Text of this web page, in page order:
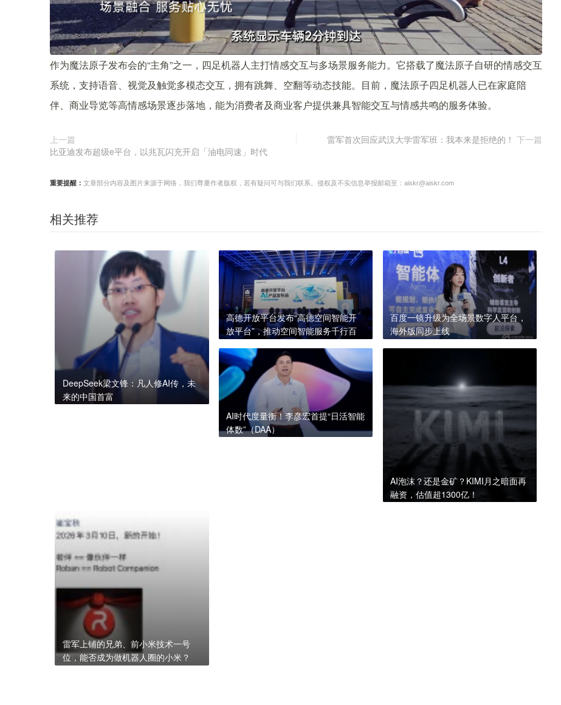
作为魔法原子发布会的“主角”之一，四足机器人主打情感交互与多场景服务能力。它搭载了魔法原子自研的情感交互
系统，支持语音、视觉及触觉多模态交互，拥有跳舞、空翻等动态技能。目前，魔法原子四足机器人已在家庭陪
伴、商业导览等高情感场景逐步落地，能为消费者及商业客户提供兼具智能交互与情感共鸣的服务体验。
上一篇
比亚迪发布超级e平台，以兆瓦闪充开启「油电同速」时代
雷军首次回应武汉大学雷军班：我本来是拒绝的！ 下一篇
重要提醒： 文章部分内容及图片来源于网络，我们尊重作者版权，若有疑问可与我们联系。侵权及不实信息举报邮箱至：aiskr@aiskr.com
相关推荐
DeepSeek梁文锋：凡人修AI传，未
来的中国首富
高德开放平台发布“高德空间智能开
放平台”，推动空间智能服务千行百
百度一镜升级为全场景数字人平台，
海外版同步上线
AI时代度量衡！李彦宏首提“日活智能
体数”（DAA）
AI泡沫？还是金矿？KIMI月之暗面再
融资，估值超1300亿！
雷军上铺的兄弟、前小米技术一号
位，能否成为做机器人圈的小米？